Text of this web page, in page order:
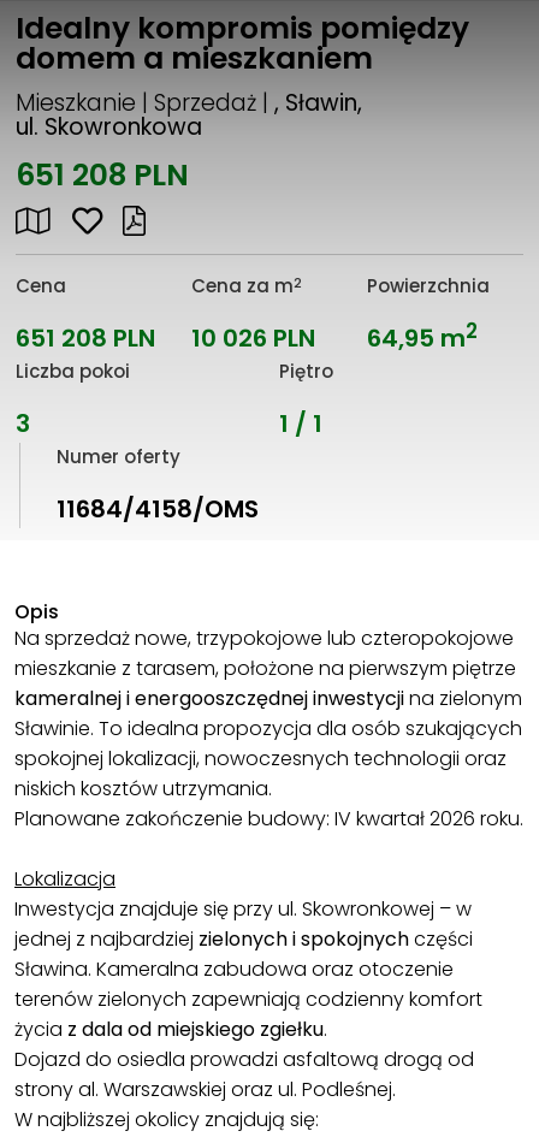
Idealny kompromis pomiędzy
domem a mieszkaniem
Mieszkanie | Sprzedaż |, Sławin,
ul. Skowronkowa
651 208 PLN
Cena
651 208 PLN
Cena za m2
10 026 PLN
Powierzchnia
64,95 m2
Liczba pokoi
3
Piętro
1 / 1
Numer oferty
11684/4158/OMS
Opis
Na sprzedaż nowe, trzypokojowe lub czteropokojowe
mieszkanie z tarasem, położone na pierwszym piętrze
kameralnej i energooszczędnej inwestycjina zielonym
Sławinie. To idealna propozycja dla osób szukających
spokojnej lokalizacji, nowoczesnych technologii oraz
niskich kosztów utrzymania.
Planowane zakończenie budowy: IV kwartał 2026 roku.
Lokalizacja
Inwestycja znajduje się przy ul. Skowronkowej – w
jednej z najbardziej zielonych i spokojnychczęści
Sławina. Kameralna zabudowa oraz otoczenie
terenów zielonych zapewniają codzienny komfort
życia z dala od miejskiego zgiełku.
Dojazd do osiedla prowadzi asfaltową drogą od
strony al. Warszawskiej oraz ul. Podleśnej.
W najbliższej okolicy znajdują się: